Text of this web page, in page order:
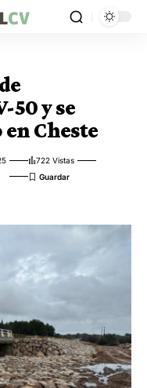
50 y se
Cheste
722 Vistas